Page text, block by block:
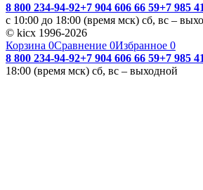
8 800 234-94-92+7 904 606 66 59+7 985
с 10:00 до 18:00 (время мск) сб, вс –
© kicx 1996-2026
Корзина 0Сравнение 0Избранное 0
8 800 234-94-92+7 904 606 66 59+7 985
18:00 (время мск) сб, вс – выходной